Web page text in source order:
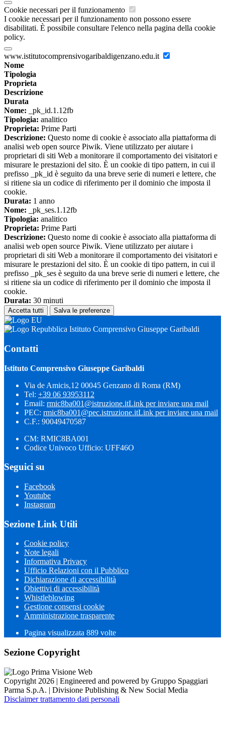
Cookie necessari per il funzionamento
I cookie necessari per il funzionamento non possono essere
disabilitati. È possibile consultare l'elenco nella pagina della cookie
policy.
www.istitutocomprensivogaribaldigenzano.edu.it
Nome
Tipologia
Proprieta
Descrizione
Durata
Nome: _pk_id.1.12fb
Tipologia: analitico
Proprieta: Prime Parti
Descrizione: Questo nome di cookie è associato alla piattaforma di
analisi web open source Piwik. Viene utilizzato per aiutare i
proprietari di siti Web a monitorare il comportamento dei visitatori e
misurare le prestazioni del sito. È un cookie di tipo pattern, in cui il
prefisso _pk_id è seguito da una breve serie di numeri e lettere, che
si ritiene sia un codice di riferimento per il dominio che imposta il
cookie.
Durata: 1 anno
Nome: _pk_ses.1.12fb
Tipologia: analitico
Proprieta: Prime Parti
Descrizione: Questo nome di cookie è associato alla piattaforma di
analisi web open source Piwik. Viene utilizzato per aiutare i
proprietari di siti Web a monitorare il comportamento dei visitatori e
misurare le prestazioni del sito. È un cookie di tipo pattern, in cui il
prefisso _pk_ses è seguito da una breve serie di numeri e lettere, che
si ritiene sia un codice di riferimento per il dominio che imposta il
cookie.
Durata: 30 minuti
Accetta tutti Salva le preferenze
Istituto Comprensivo Giuseppe Garibaldi
Contatti
Istituto Comprensivo Giuseppe Garibaldi
Via de Amicis,12 00045 Genzano di Roma (RM)
Tel: +39 06 93953112
Email: rmic8ba001@istruzione.itLink per inviare una mail
PEC: rmic8ba001@pec.istruzione.itLink per inviare una mail
C.F.: 90049470587
CM: RMIC8BA001
Codice Univoco Ufficio: UFF46O
Seguici su
Facebook
Youtube
Instagram
Sezione Link Utili
Cookie policy
Note legali
Informativa Privacy
Ufficio Relazioni con il Pubblico
Dichiarazione di accessibilità
Obiettivi di accessibilità
Whistleblowing
Gestione consensi cookie
Amministrazione trasparente
Pagina visualizzata 889 volte
Sezione Copyright
Copyright 2026 | Engineered and powered by Gruppo Spaggiari
Parma S.p.A. | Divisione Publishing & New Social Media
Disclaimer trattamento dati personali